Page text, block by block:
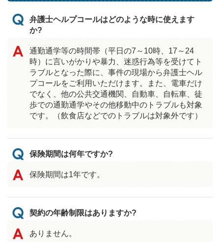
弁護士ヘルプコールはどのような時に使えます
か?
通勤通学等の時間帯（平日の7～10時、17～24
時）に言いがかりや暴力、迷惑行為等を受けてト
ラブルとなった際に、事件の現場から弁護士ヘル
プコールをご利用いただけます。また、電車だけ
でなく、他の公共交通機関、自動車、自転車、徒
歩での通勤通学やその他移動中のトラブルも対象
です。（飲食店などでのトラブルは対象外です）
保険期間は何年ですか?
保険期間は1年です。
契約の年齢制限はありますか?
ありません。